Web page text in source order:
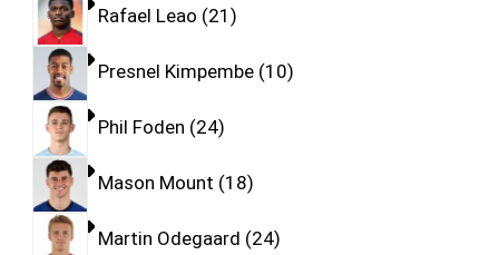
Rafael Leao 21
Presnel Kimpembe 10
Phil Foden 24
Mason Mount 18
Martin Odegaard 24